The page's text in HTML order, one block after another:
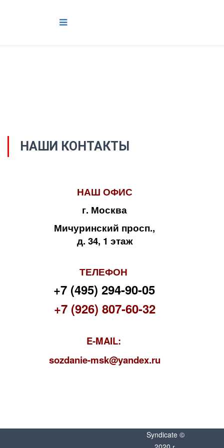
НАШИ КОНТАКТЫ
НАШ ОФИС
г. Москва
Мичуринский просп.,
д. 34, 1 этаж
ТЕЛЕФОН
+7 (495) 294-90-05
+7 (926) 807-60-32
E-MAIL:
sozdanie-msk@yandex.ru
Syndicate ©